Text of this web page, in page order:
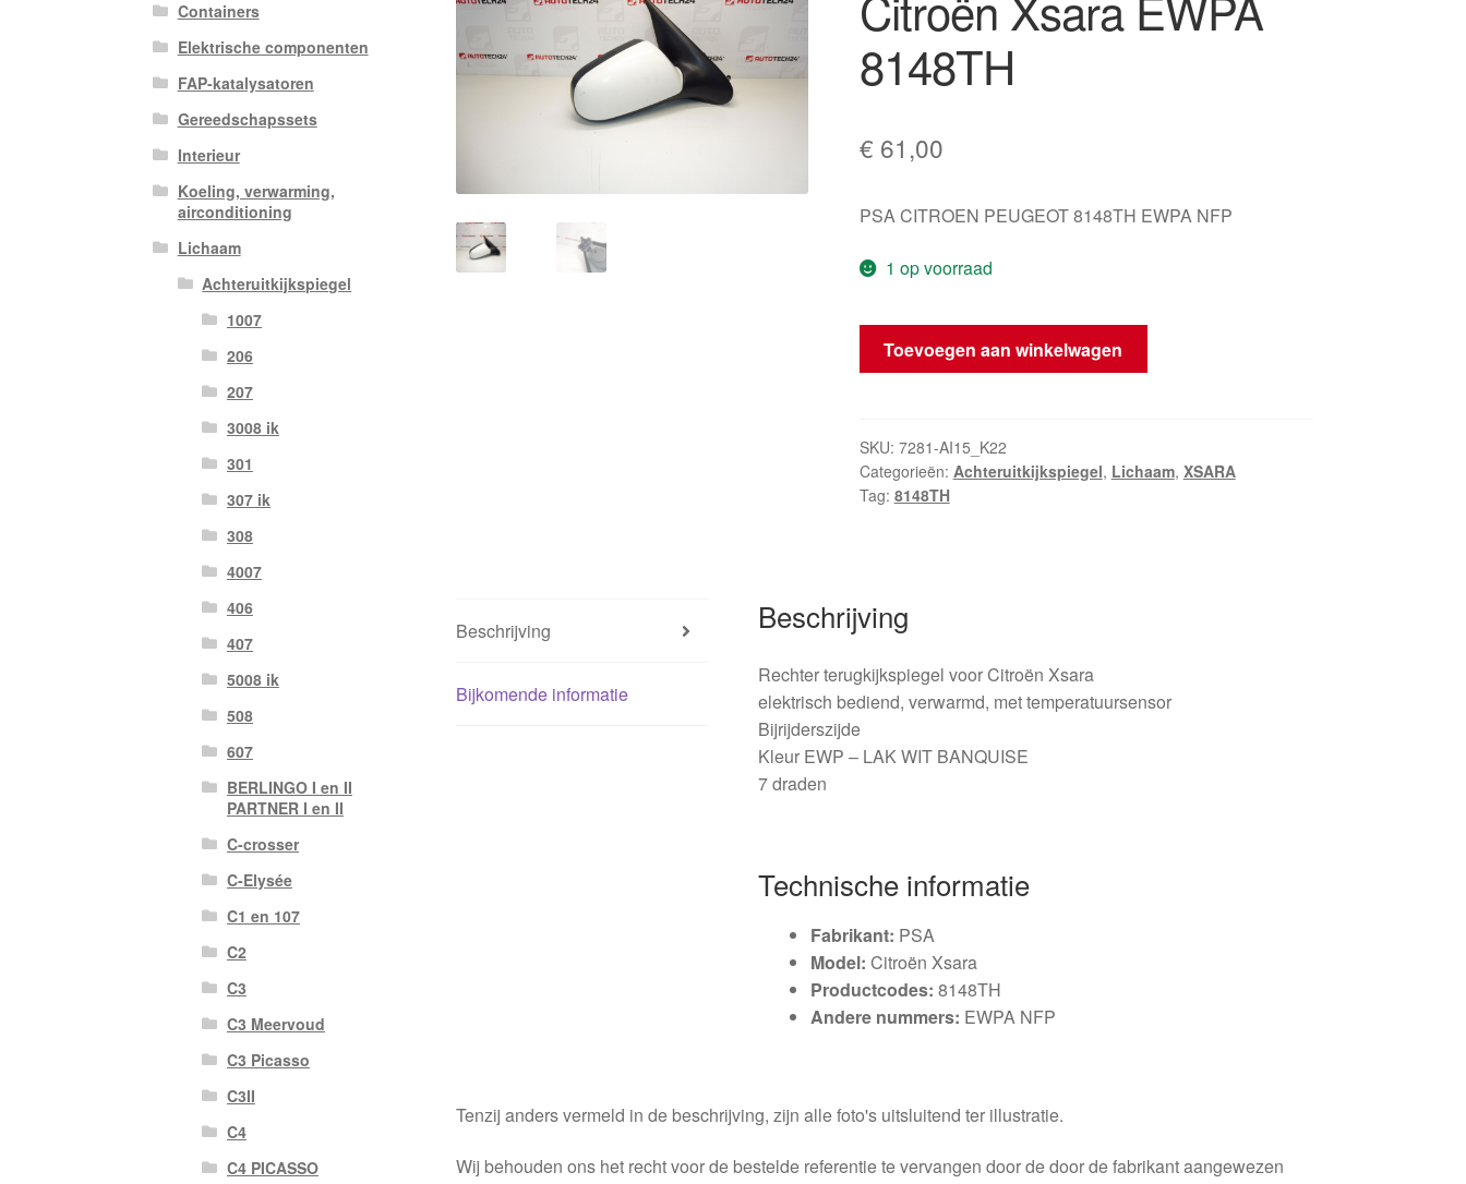
8148TH
€ 61,00
PSA CITROEN PEUGEOT 8148TH EWPA NFP
1 op voorraad
Rechter
Spiegel
EWPA
8148TH
aantal
Toevoegen aan winkelwagen
SKU: 7281-AI15_K22
Categorieën: Achteruitkijkspiegel, Lichaam, XSARA
Tag: 8148TH
Beschrijving
Bijkomende informatie
Beschrijving
Rechter terugkijkspiegel voor Citroën Xsara
elektrisch bediend, verwarmd, met temperatuursensor
Bijrijderszijde
Kleur EWP – LAK WIT BANQUISE
7 draden
Technische informatie
Fabrikant: PSA
Model: Citroën Xsara
Productcodes: 8148TH
Andere nummers: EWPA NFP
Tenzij anders vermeld in de beschrijving, zijn alle foto's uitsluitend ter illustratie.
Wij behouden ons het recht voor de bestelde referentie te vervangen door de door de fabrikant aangewezen
Containers
Elektrische componenten
FAP-katalysatoren
Gereedschapssets
Interieur
Koeling, verwarming,
airconditioning
Lichaam
Achteruitkijkspiegel
1007
206
207
3008 ik
301
307 ik
308
4007
406
407
5008 ik
508
607
BERLINGO I en II
PARTNER I en II
C-crosser
C-Elysée
C1 en 107
C2
C3
C3 Meervoud
C3 Picasso
C3II
C4
C4 PICASSO